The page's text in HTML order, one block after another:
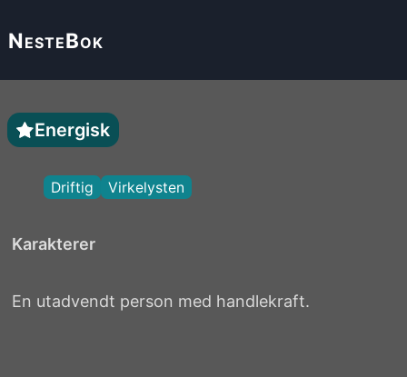
NesteBok
Energisk
Driftig Virkelysten
Karakterer
En utadvendt person med handlekraft.